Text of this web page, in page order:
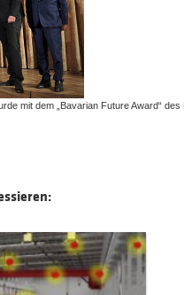
mit dem „Bavarian Future Award“